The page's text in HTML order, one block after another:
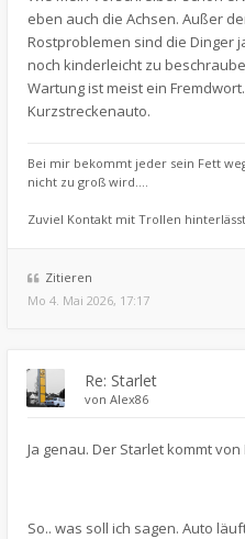
eben auch die Achsen. Außer
Rostproblemen sind die Dinger
noch kinderleicht zu
Wartung ist meist ein
Kurzstreckenauto.
Bei mir bekommt jeder sein Fett
nicht zu groß wird....
Zuviel Kontakt mit Trollen
Zitieren
Mo 4. Mai 2026, 17:17
Re: Starlet
von Alex86
Ja genau. Der Starlet kommt
So.. was soll ich sagen. Auto